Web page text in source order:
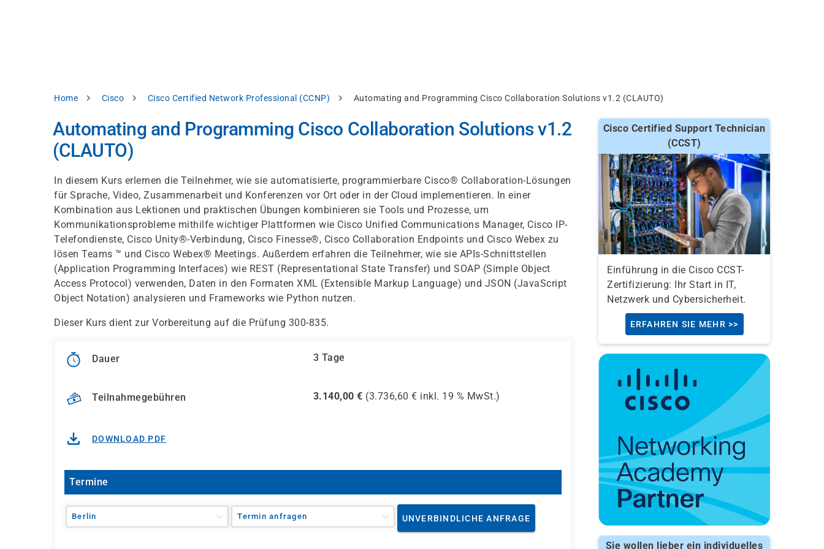
Pfadnavigation
Home Cisco Cisco Certified Network Professional (CCNP) Automating and Programming Cisco Collaboration Solutions v1.2 (CLAUTO)
Automating and Programming Cisco Collaboration Solutions v1.2
(CLAUTO)
In diesem Kurs erlernen die Teilnehmer, wie sie automatisierte, programmierbare Cisco® Collaboration-Lösungen
für Sprache, Video, Zusammenarbeit und Konferenzen vor Ort oder in der Cloud implementieren. In einer
Kombination aus Lektionen und praktischen Übungen kombinieren sie Tools und Prozesse, um
Kommunikationsprobleme mithilfe wichtiger Plattformen wie Cisco Unified Communications Manager, Cisco IP-
Telefondienste, Cisco Unity®-Verbindung, Cisco Finesse®, Cisco Collaboration Endpoints und Cisco Webex zu
lösen Teams ™ und Cisco Webex® Meetings. Außerdem erfahren die Teilnehmer, wie sie APIs-Schnittstellen
(Application Programming Interfaces) wie REST (Representational State Transfer) und SOAP (Simple Object
Access Protocol) verwenden, Daten in den Formaten XML (Extensible Markup Language) und JSON (JavaScript
Object Notation) analysieren und Frameworks wie Python nutzen.
Dieser Kurs dient zur Vorbereitung auf die Prüfung 300-835.
Dauer 3 Tage
Teilnahmegebühren 3.140,00 € (3.736,60 € inkl. 19 % MwSt.)
DOWNLOAD PDF
Termine
Berlin Termin anfragen UNVERBINDLICHE ANFRAGE
Cisco Certified Support Technician
(CCST)
Einführung in die Cisco CCST-
Zertifizierung: Ihr Start in IT,
Netzwerk und Cybersicherheit.
ERFAHREN SIE MEHR >>
Sie wollen lieber ein individuelles
akzeptieren
Einstellungen
Datenschutzhinweis